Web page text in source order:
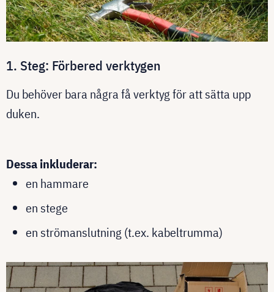
1. Steg: Förbered verktygen
Du behöver bara några få verktyg för att sätta upp
duken.
Dessa inkluderar:
en hammare
en stege
en strömanslutning (t.ex. kabeltrumma)